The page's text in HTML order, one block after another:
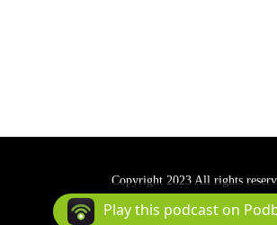
Copyright 2023 All rights
Podcast Powered By Podbean
Play this podcast on